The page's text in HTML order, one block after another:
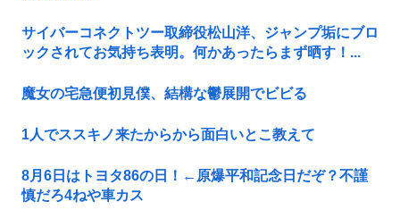
サイバーコネクトツー取締役松山洋、ジャンプ垢にブロ
ックされてお気持ち表明。何かあったらまず晒す！...
魔女の宅急便初見僕、結構な鬱展開でビビる
1人でススキノ来たからから面白いとこ教えて
8月6日はトヨタ86の日！←原爆平和記念日だぞ？不謹
慎だろ4ねや車カス